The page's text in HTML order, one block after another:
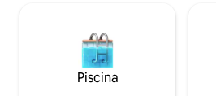
Piscina